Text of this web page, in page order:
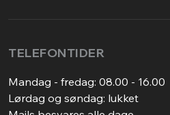
TELEFONTIDER
Mandag - fredag: 08.00 - 16.00
Lørdag og søndag: lukket